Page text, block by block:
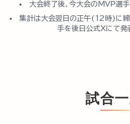
大会終了後、今大会のMVP選
集計は大会翌日の正午(12時)に締
手を後日公式Xにて発
試合